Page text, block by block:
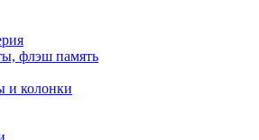
флэш память
и колонки